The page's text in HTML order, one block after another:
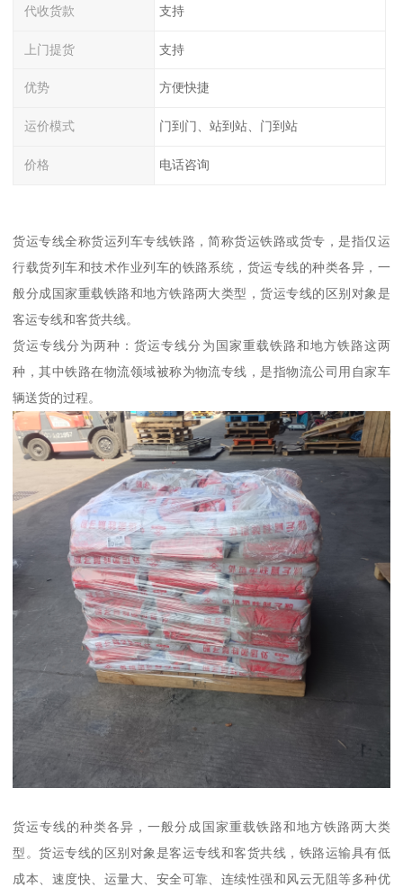
代收货款 支持
上门提货 支持
优势 方便快捷
运价模式 门到门、站到站、门到站
价格 电话咨询
货运专线全称货运列车专线铁路，简称货运铁路或货专，是指仅运
行载货列车和技术作业列车的铁路系统，货运专线的种类各异，一
般分成国家重载铁路和地方铁路两大类型，货运专线的区别对象是
客运专线和客货共线。
货运专线分为两种：货运专线分为国家重载铁路和地方铁路这两
种，其中铁路在物流领域被称为物流专线，是指物流公司用自家车
辆送货的过程。
货运专线的种类各异，一般分成国家重载铁路和地方铁路两大类
型。货运专线的区别对象是客运专线和客货共线，铁路运输具有低
成本、速度快、运量大、安全可靠、连续性强和风云无阻等多种优